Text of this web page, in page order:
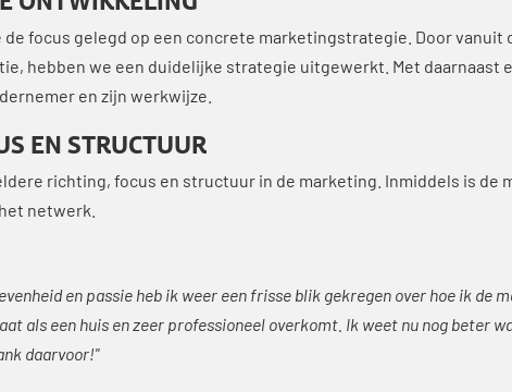
focus gelegd op een concrete marketingstrategie. Door vanuit
hebben we een duidelijke strategie uitgewerkt. Met daarnaast
en zijn werkwijze.
EN STRUCTUUR
richting, focus en structuur in de marketing. Inmiddels is de
netwerk.
en passie heb ik weer een frisse blik gekregen over hoe ik de
als een huis en zeer professioneel overkomt. Ik weet nu nog beter
daarvoor!"